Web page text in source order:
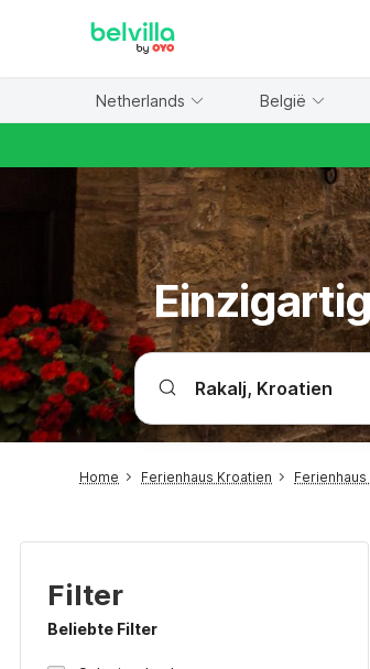
Netherlands België
Home Ferienhaus Kroatien Ferienhaus
Filter
Beliebte Filter